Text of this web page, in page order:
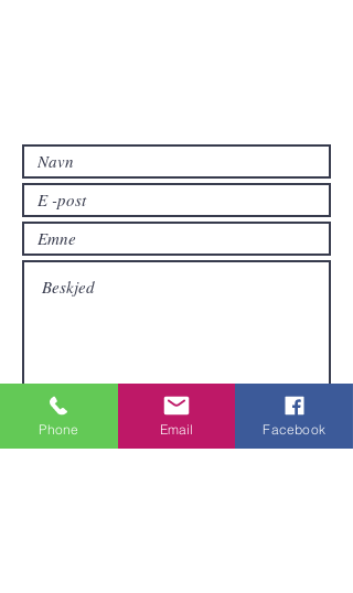
nettbutikken.
Sende inn
Phone Email Facebook